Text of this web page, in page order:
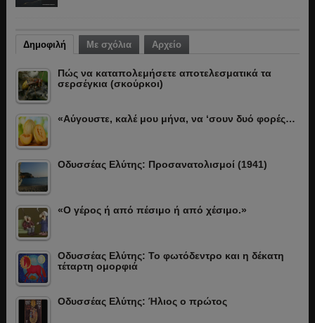
Δημοφιλή Με σχόλια Αρχείο
Πώς να καταπολεμήσετε αποτελεσματικά τα
σερσέγκια (σκούρκοι)
«Αύγουστε, καλέ μου μήνα, να ‘σουν δυό φορές…
Οδυσσέας Ελύτης: Προσανατολισμοί (1941)
«Ο γέρος ή από πέσιμο ή από χέσιμο.»
Οδυσσέας Ελύτης: Το φωτόδεντρο και η δέκατη
τέταρτη ομορφιά
Οδυσσέας Ελύτης: Ήλιος ο πρώτος